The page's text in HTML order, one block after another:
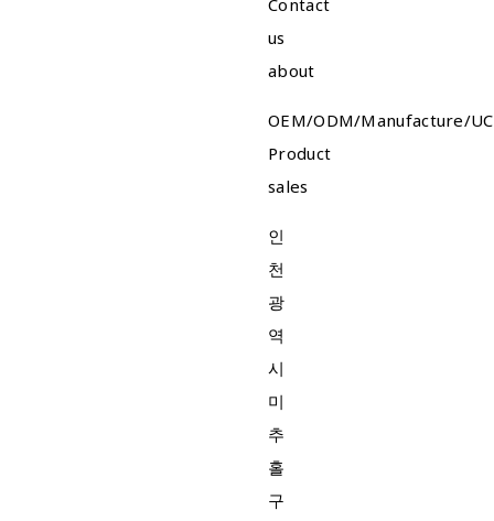
Contact
us
about
OEM/ODM/Manufacture/
Product
sales
인
천
광
역
시
미
추
홀
구